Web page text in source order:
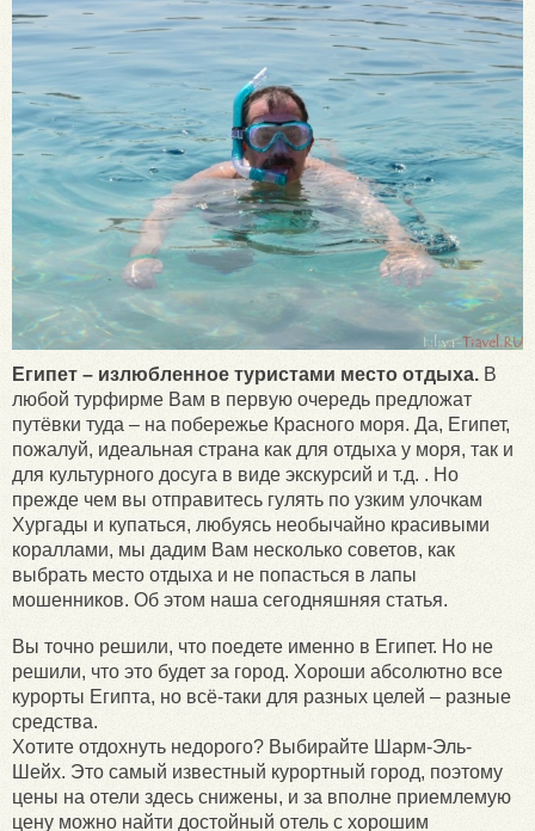
Египет – излюбленное туристами место отдыха. В
любой турфирме Вам в первую очередь предложат
путёвки туда – на побережье Красного моря. Да, Египет,
пожалуй, идеальная страна как для отдыха у моря, так и
для культурного досуга в виде экскурсий и т.д. . Но
прежде чем вы отправитесь гулять по узким улочкам
Хургады и купаться, любуясь необычайно красивыми
кораллами, мы дадим Вам несколько советов, как
выбрать место отдыха и не попасться в лапы
мошенников. Об этом наша сегодняшняя статья.
Вы точно решили, что поедете именно в Египет. Но не
решили, что это будет за город. Хороши абсолютно все
курорты Египта, но всё-таки для разных целей – разные
средства.
Хотите отдохнуть недорого? Выбирайте Шарм-Эль-
Шейх. Это самый известный курортный город, поэтому
цены на отели здесь снижены, и за вполне приемлемую
цену можно найти достойный отель с хорошим